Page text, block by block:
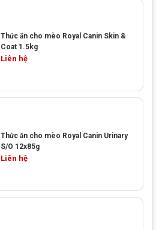
Thức ăn cho mèo Royal Canin Skin &
Coat 1.5kg
Liên hệ
Thức ăn cho mèo Royal Canin Urinary
S/O 12x85g
Liên hệ